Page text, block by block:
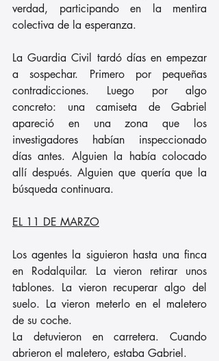
verdad, participando en la mentira
colectiva de la esperanza.
La Guardia Civil tardó días en empezar
a sospechar. Primero por pequeñas
contradicciones. Luego por algo
concreto: una camiseta de Gabriel
apareció en una zona que los
investigadores habían inspeccionado
días antes. Alguien la había colocado
allí después. Alguien que quería que la
búsqueda continuara.
EL 11 DE MARZO
Los agentes la siguieron hasta una finca
en Rodalquilar. La vieron retirar unos
tablones. La vieron recuperar algo del
suelo. La vieron meterlo en el maletero
de su coche.
La detuvieron en carretera. Cuando
abrieron el maletero, estaba Gabriel.